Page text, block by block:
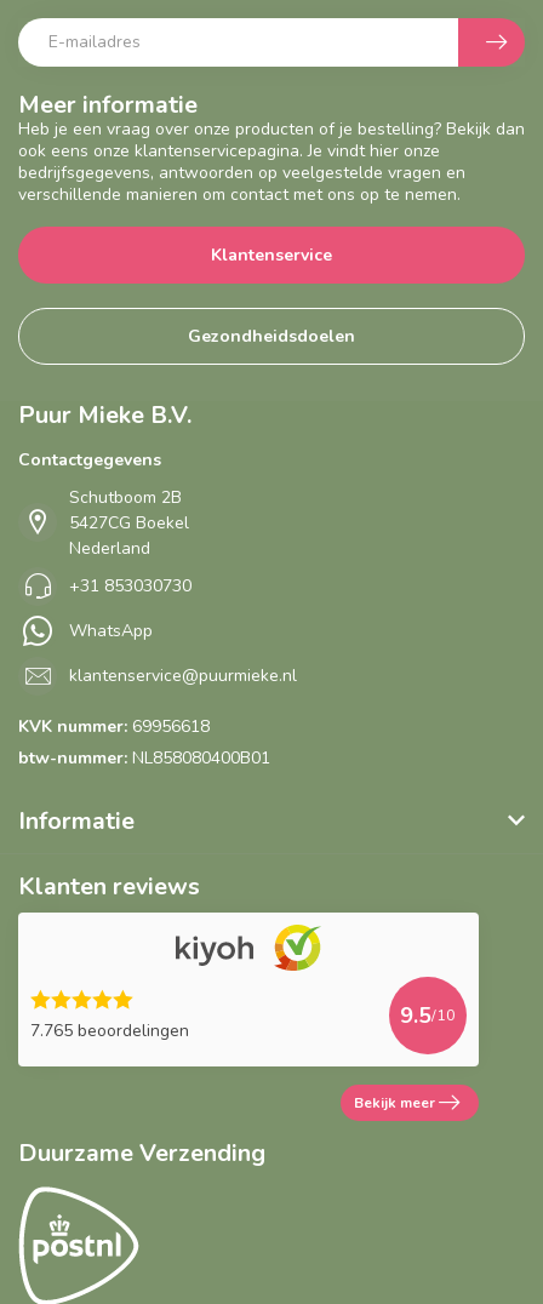
Meer informatie
Heb je een vraag over onze producten of je bestelling? Bekijk dan
ook eens onze klantenservicepagina. Je vindt hier onze
bedrijfsgegevens, antwoorden op veelgestelde vragen en
verschillende manieren om contact met ons op te nemen.
Klantenservice
Gezondheidsdoelen
Puur Mieke B.V.
Contactgegevens
Schutboom 2B
5427CG Boekel
Nederland
+31 853030730
WhatsApp
klantenservice@puurmieke.nl
KVK nummer: 69956618
btw-nummer: NL858080400B01
Informatie
Klanten reviews
7.765 beoordelingen
9.5/10
Bekijk meer
Duurzame Verzending